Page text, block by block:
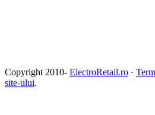
Copyright 2010- ElectroRetail.ro ·
site-ului.